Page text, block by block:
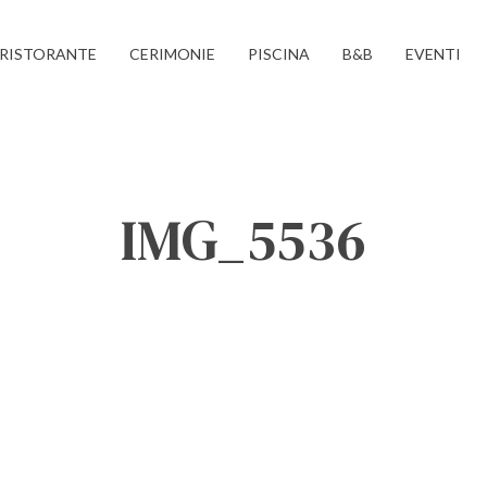
RISTORANTE CERIMONIE PISCINA B&B EVENTI
IMG_5536